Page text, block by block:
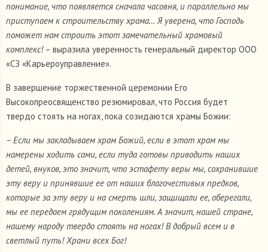
понимание, что появляется сначала часовня, и параллельно мы
приступаем к строительству храма… Я уверена, что Господь
поможет нам строить этот замечательный храмовый
комплекс!– выразила уверенность генеральный директор ООО
«СЗ «Карьероуправление».
В завершение торжественной церемонии Его
Высокопреосвященство резюмировал, что Россия будет
твердо стоять на ногах, пока созидаются храмы Божии:
– Если мы закладываем храм Божий, если в этот храм мы
намерены ходить сами, если туда готовы приводить наших
детей, внуков, это значит, что эстафету веры мы, сохранившие
эту веру и принявшие ее от наших благочестивых предков,
которые за эту веру и на смерть шли, защищали ее, оберегали,
мы ее передаем грядущим поколениям. А значит, нашей стране,
нашему народу твердо стоять на ногах! В добрый всем и в
светлый путь! Храни всех Бог!